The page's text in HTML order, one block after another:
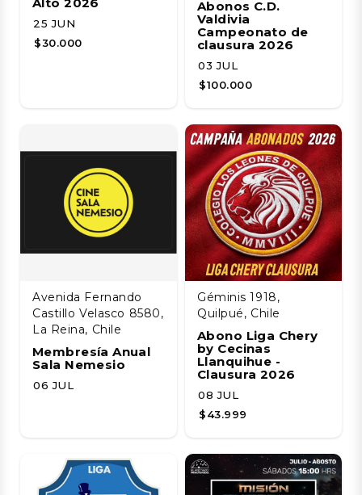
25 JUN
$30.000
Abonos C.D.
Valdivia
Campeonato de
clausura 2026
03 JUL
$100.000
Avenida Fernando
Castillo Velasco 8580,
La Reina, Chile
Membresía Anual
Sala Nemesio
06 JUL
Géminis 1918,
Quilpué, Chile
Abono Liga Chery
by Cecinas
Llanquihue -
Clausura 2026
08 JUL
$43.999